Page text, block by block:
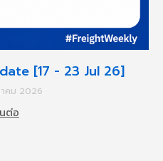
[17 - 23 Jul 26]
คม 2026
ต่อ